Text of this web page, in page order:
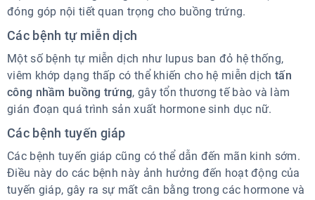
đóng góp nội tiết quan trọng cho buồng trứng.
Các bệnh tự miễn dịch
Một số bệnh tự miễn dịch như lupus ban đỏ hệ thống,
viêm khớp dạng thấp có thể khiến cho hệ miễn dịch tấn
công nhầm buồng trứng, gây tổn thương tế bào và làm
gián đoạn quá trình sản xuất hormone sinh dục nữ.
Các bệnh tuyến giáp
Các bệnh tuyến giáp cũng có thể dẫn đến mãn kinh sớm.
Điều này do các bệnh này ảnh hưởng đến hoạt động của
tuyến giáp, gây ra sự mất cân bằng trong các hormone và